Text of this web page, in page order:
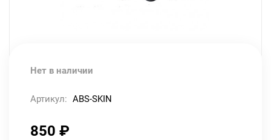
Нет в наличии
Артикул: ABS-SKIN
850 ₽